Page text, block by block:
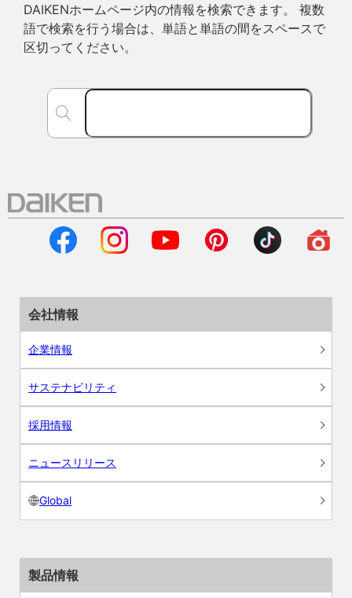
DAIKENホームページ内の情報を検索できます。 複数
語で検索を行う場合は、単語と単語の間をスペースで
区切ってください。
会社情報
企業情報
サステナビリティ
採用情報
ニュースリリース
Global
製品情報